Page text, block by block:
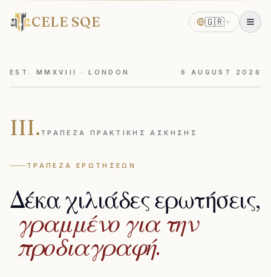
CELE SQE 🇬🇷
EST. MMXVIII · LONDON 6 AUGUST 2026
III. ΤΡΆΠΕΖΑ ΠΡΑΚΤΙΚΉΣ ΆΣΚΗΣΗΣ
ΤΡΆΠΕΖΑ ΕΡΩΤΉΣΕΩΝ
Δέκαχιλιάδεςερωτήσεις,
γραμμένο για την
προδιαγραφή.